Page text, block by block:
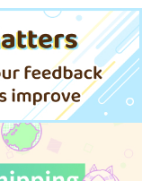
ちゃった話 下
海王社
（税込）
サンプル
作品詳細